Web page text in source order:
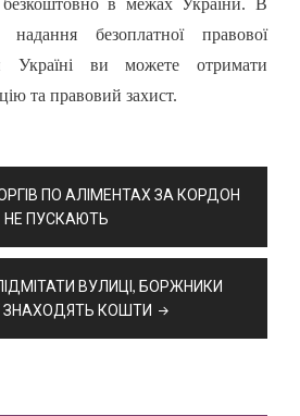
безоплатної правової
Україні ви можете отримати
та правовий захист.
ПО АЛІМЕНТАХ ЗА КОРДОН
НЕ ПУСКАЮТЬ
ВУЛИЦІ, БОРЖНИКИ
КОШТИ